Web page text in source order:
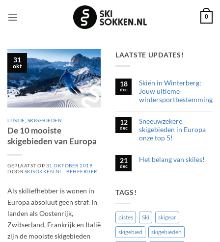
naar
0
LAATSTE UPDATES!
18
dec
Skiën in Winterberg:
Jouw ultieme
wintersportbestemming
op
Skiën
in
Winterberg:
12
dec
Sneeuwzekere
skigebieden in Europa
onze top 5!
op
Sneeuwzekere
21
dec
Het belang van skiles!
TAGS!
pistes Ski skigear
skigebied skigebieden
31
okt
LIJSTJE SKIGEBIEDEN
De 10 mooiste
skigebieden van Europa
GEPLAATST OP 31 OKTOBER 2019
DOOR SKISOKKEN.NL - BEHEERDER
Als skiliefhebber is wonen in
Europa absoluut geen straf. In
landen als Oostenrijk,
Zwitserland, Frankrijk en Italië
zijn de mooiste skigebieden